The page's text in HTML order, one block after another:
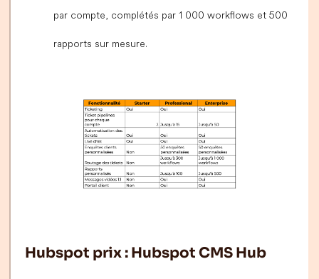
par compte, complétés par 1 000 workflows et 500
rapports sur mesure.
Hubspot prix : Hubspot CMS Hub